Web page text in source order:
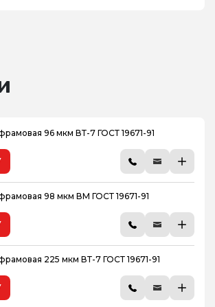
96 мкм ВТ-7 ГОСТ 19671-91
98 мкм ВМ ГОСТ 19671-91
225 мкм ВТ-7 ГОСТ 19671-91